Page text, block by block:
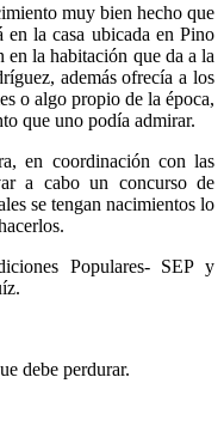
muy bien hecho que
la casa ubicada en Pino
la habitación que da a la
además ofrecía a los
o algo propio de la época,
que uno podía admirar.
en coordinación con las
a cabo un concurso de
se tengan nacimientos lo
Populares- SEP y
debe perdurar.